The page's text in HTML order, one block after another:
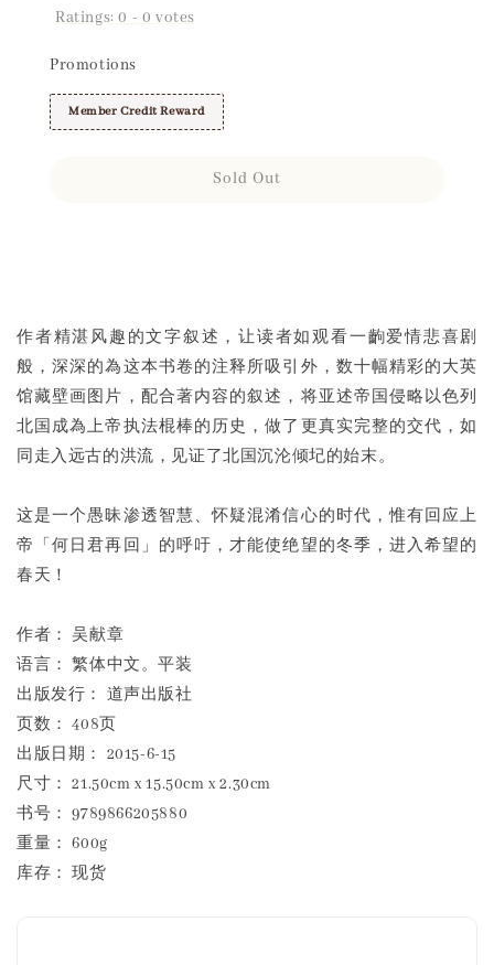
Ratings:0 - 0 votes
Promotions
Member Credit Reward
Sold Out
作者精湛风趣的文字叙述，让读者如观看一齣爱情悲喜剧
般，深深的為这本书卷的注释所吸引外，数十幅精彩的大英
馆藏壁画图片，配合著内容的叙述，将亚述帝国侵略以色列
北国成為上帝执法棍棒的历史，做了更真实完整的交代，如
同走入远古的洪流，见证了北国沉沦倾圮的始末。
这是一个愚昧渗透智慧、怀疑混淆信心的时代，惟有回应上
帝「何日君再回」的呼吁，才能使绝望的冬季，进入希望的
春天！
作者： 吴献章
语言： 繁体中文。平装
出版发行： 道声出版社
页数： 408页
出版日期： 2015-6-15
尺寸： 21.50cm x 15.50cm x 2.30cm
书号： 9789866205880
重量： 600g
库存： 现货